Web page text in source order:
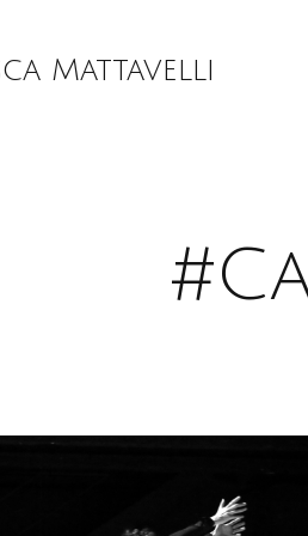
Mattavelli